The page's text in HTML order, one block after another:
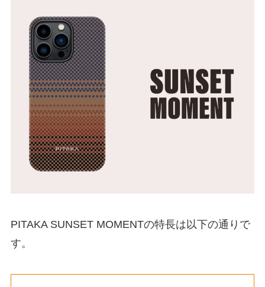
PITAKA SUNSET MOMENTの特長は以下の通りで
す。